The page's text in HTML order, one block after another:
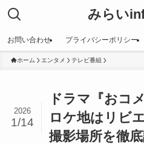
みらい
お問い合わせ プライバシーポリシー
ホーム エンタメ テレビ番組
ドラマ『おコ
ロケ地はリビ
撮影場所を徹
2026
1/14